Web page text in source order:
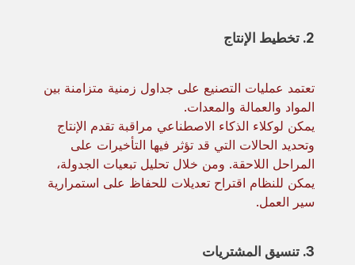
2. تخطيط الإنتاج
تعتمد عمليات التصنيع على جداول زمنية متزامنة بين
المواد والعمالة والمعدات.
يمكن لوكلاء الذكاء الاصطناعي مراقبة تقدم الإنتاج
وتحديد الحالات التي قد تؤثر فيها التأخيرات على
المراحل اللاحقة. ومن خلال تحليل تبعيات الجدولة،
يمكن للنظام اقتراح تعديلات للحفاظ على استمرارية
سير العمل.
3. تنسيق المشتريات